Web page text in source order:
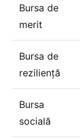
Bursa de
merit
Bursa de
reziliență
Bursa
socială